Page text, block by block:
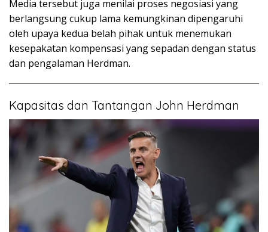
Media tersebut juga menilai proses negosiasi yang
berlangsung cukup lama kemungkinan dipengaruhi
oleh upaya kedua belah pihak untuk menemukan
kesepakatan kompensasi yang sepadan dengan status
dan pengalaman Herdman.
Kapasitas dan Tantangan John Herdman